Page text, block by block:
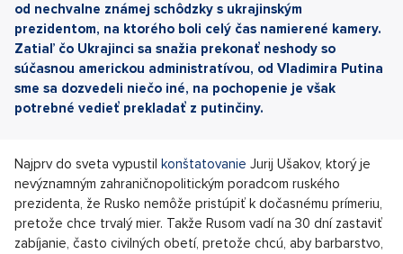
od nechvalne známej schôdzky s ukrajinským
prezidentom, na ktorého boli celý čas namierené kamery.
Zatiaľ čo Ukrajinci sa snažia prekonať neshody so
súčasnou americkou administratívou, od Vladimira Putina
sme sa dozvedeli niečo iné, na pochopenie je však
potrebné vedieť prekladať z putinčiny.
Najprv do sveta vypustil konštatovanie Jurij Ušakov, ktorý je
nevýznamným zahraničnopolitickým poradcom ruského
prezidenta, že Rusko nemôže pristúpiť k dočasnému prímeriu,
pretože chce trvalý mier. Takže Rusom vadí na 30 dní zastaviť
zabíjanie, často civilných obetí, pretože chcú, aby barbarstvo,